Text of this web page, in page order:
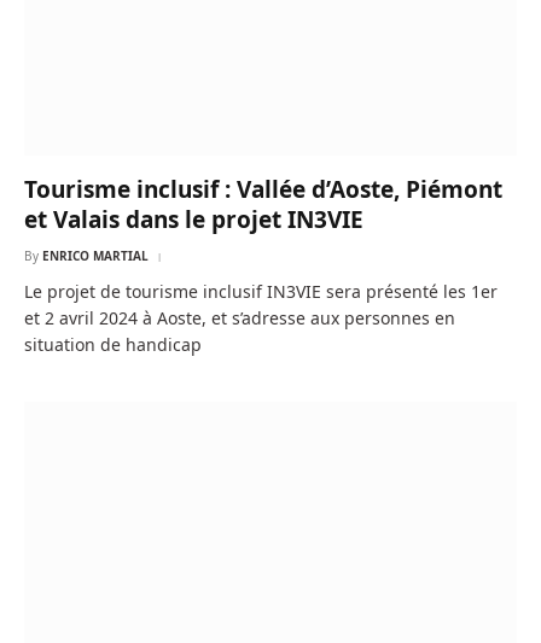
Tourisme inclusif : Vallée d’Aoste, Piémont
et Valais dans le projet IN3VIE
By ENRICO MARTIAL
Le projet de tourisme inclusif IN3VIE sera présenté les 1er
et 2 avril 2024 à Aoste, et s’adresse aux personnes en
situation de handicap